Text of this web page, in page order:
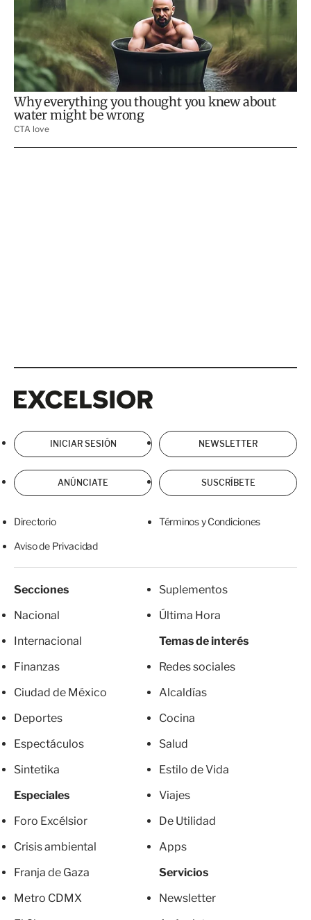
INICIAR SESIÓN NEWSLETTER
ANÚNCIATE SUSCRÍBETE
Directorio Términos y Condiciones
Aviso de Privacidad
Secciones
Nacional
Internacional
Finanzas
Ciudad de México
Deportes
Espectáculos
Sintetika
Especiales
Foro Excélsior
Crisis ambiental
Franja de Gaza
Metro CDMX
Suplementos
Última Hora
Temas de interés
Redes sociales
Alcaldías
Cocina
Salud
Estilo de Vida
Viajes
De Utilidad
Apps
Servicios
Newsletter